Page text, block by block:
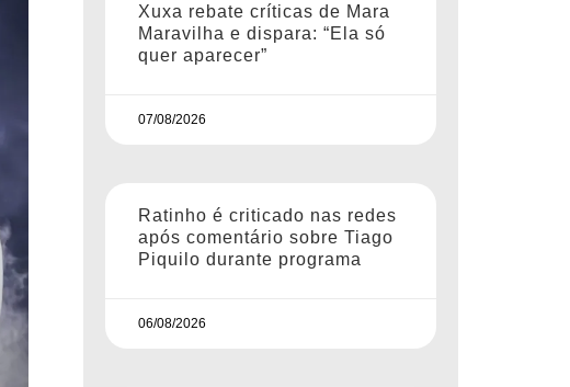
Xuxa rebate críticas de Mara
Maravilha e dispara: “Ela só
quer aparecer”
07/08/2026
Ratinho é criticado nas redes
após comentário sobre Tiago
Piquilo durante programa
06/08/2026